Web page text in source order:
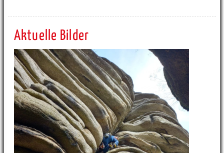
Aktuelle Bilder